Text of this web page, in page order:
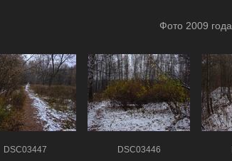
Фото 2009 года
DSC03447 DSC03446